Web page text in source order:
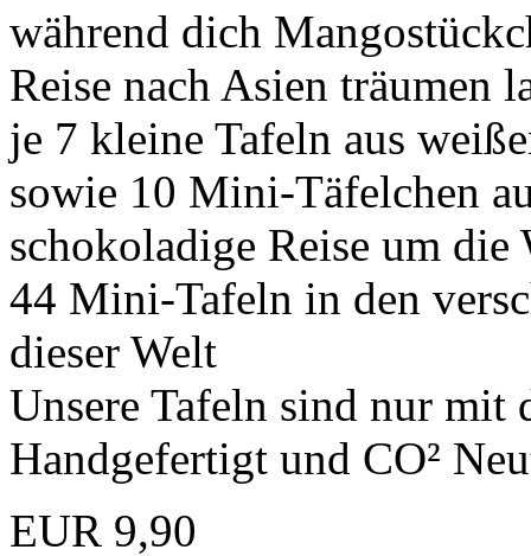
während dich
Reise nach Asien träumen
je 7 kleine Tafeln aus
sowie 10 Mini-Täfelchen
schokoladige Reise um die
44 Mini-Tafeln in den
dieser Welt
Unsere Tafeln sind nur mit
Handgefertigt und CO²
EUR 9,90